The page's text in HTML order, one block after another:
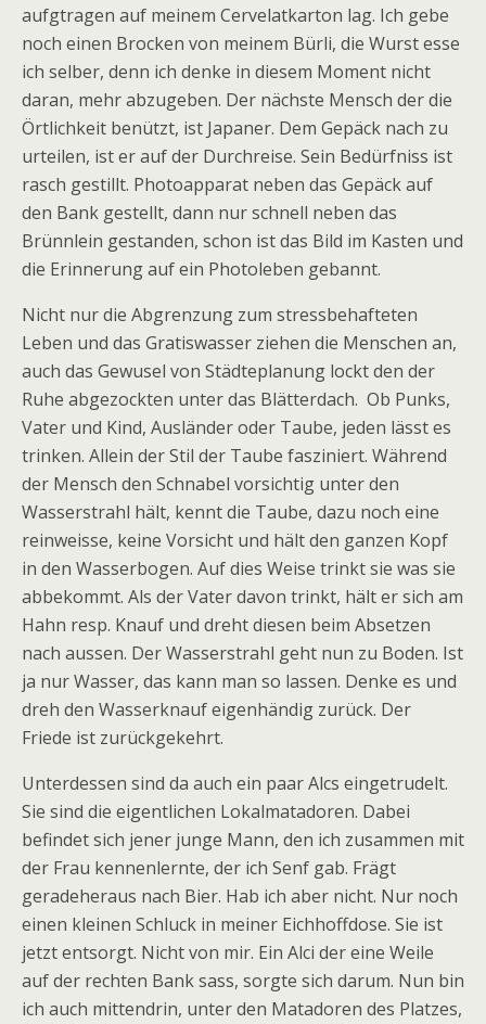
aufgtragen auf meinem Cervelatkarton lag. Ich gebe
noch einen Brocken von meinem Bürli, die Wurst esse
ich selber, denn ich denke in diesem Moment nicht
daran, mehr abzugeben. Der nächste Mensch der die
Örtlichkeit benützt, ist Japaner. Dem Gepäck nach zu
urteilen, ist er auf der Durchreise. Sein Bedürfniss ist
rasch gestillt. Photoapparat neben das Gepäck auf
den Bank gestellt, dann nur schnell neben das
Brünnlein gestanden, schon ist das Bild im Kasten und
die Erinnerung auf ein Photoleben gebannt.
Nicht nur die Abgrenzung zum stressbehafteten
Leben und das Gratiswasser ziehen die Menschen an,
auch das Gewusel von Städteplanung lockt den der
Ruhe abgezockten unter das Blätterdach. Ob Punks,
Vater und Kind, Ausländer oder Taube, jeden lässt es
trinken. Allein der Stil der Taube fasziniert. Während
der Mensch den Schnabel vorsichtig unter den
Wasserstrahl hält, kennt die Taube, dazu noch eine
reinweisse, keine Vorsicht und hält den ganzen Kopf
in den Wasserbogen. Auf dies Weise trinkt sie was sie
abbekommt. Als der Vater davon trinkt, hält er sich am
Hahn resp. Knauf und dreht diesen beim Absetzen
nach aussen. Der Wasserstrahl geht nun zu Boden. Ist
ja nur Wasser, das kann man so lassen. Denke es und
dreh den Wasserknauf eigenhändig zurück. Der
Friede ist zurückgekehrt.
Unterdessen sind da auch ein paar Alcs eingetrudelt.
Sie sind die eigentlichen Lokalmatadoren. Dabei
befindet sich jener junge Mann, den ich zusammen mit
der Frau kennenlernte, der ich Senf gab. Frägt
geradeheraus nach Bier. Hab ich aber nicht. Nur noch
einen kleinen Schluck in meiner Eichhoffdose. Sie ist
jetzt entsorgt. Nicht von mir. Ein Alci der eine Weile
auf der rechten Bank sass, sorgte sich darum. Nun bin
ich auch mittendrin, unter den Matadoren des Platzes,